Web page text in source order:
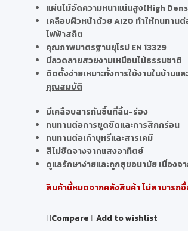
แผ่นไม้อัดความหนาแน่นสูง(High
เคลือบผิวหน้าด้วย AI2O ทำให้ทนทาน
ไฟฟ้าสถิต
คุณภาพมาตรฐานยุโรป EN 13329
มีลวดลายสวยงามเหมือนไม้ธรรมชาติ
ติดตั้งง่ายเหมาะทั้งการใช้งานในบ้านแ
คุณสมบัติ
มีเคลือบสารกันชื้นที่ลิ้น-ร่อง
ทนทานต่อการขูดขีดและการสึกกร่อน
ทนทานต่อเถ้าบุหรี่และสารเคมี
สีไม่ซีดจางจากแสงอาทิตย์
ดูแลรักษาง่ายและถูกสุขอนามัย เนื่อง
สินค้านี้หมดจากคลังสินค้า ไม่สามารถ
Compare
Add to wishlist